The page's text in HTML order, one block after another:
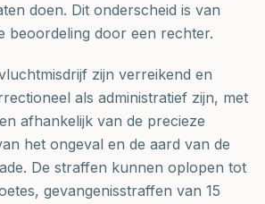
doen. Dit onderscheid is van
beoordeling door een rechter.
zijn verreikend en
als administratief zijn, met
afhankelijk van de precieze
het ongeval en de aard van de
De straffen kunnen oplopen tot
gevangenisstraffen van 15